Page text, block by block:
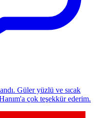
Güler yüzlü ve sıcak
çok teşekkür ederim.